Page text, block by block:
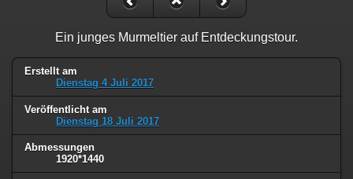
Ein junges Murmeltier auf Entdeckungstour.
Erstellt am
Dienstag 4 Juli 2017
Veröffentlicht am
Dienstag 18 Juli 2017
Abmessungen
1920*1440